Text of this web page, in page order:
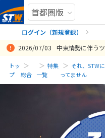
ログイン（新規登録）
まだ履
まだ
2026/07/03 中東情勢に伴う
トッ
プ
総合
特集
一覧
それ、STW
ってません